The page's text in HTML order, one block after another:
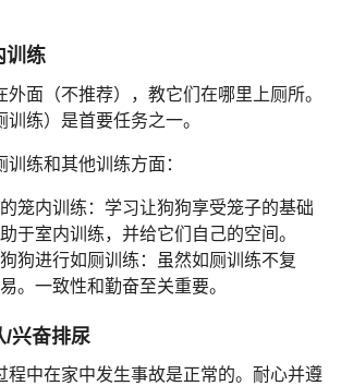
训练
外面（不推荐），教它们在哪里上厕所。
练）是首要任务之一。
练和其他训练方面：
笼内训练：学习让狗狗享受笼子的基础
于室内训练，并给它们自己的空间。
狗进行如厕训练：虽然如厕训练不复
。一致性和勤奋至关重要。
/兴奋排尿
程中在家中发生事故是正常的。耐心并遵